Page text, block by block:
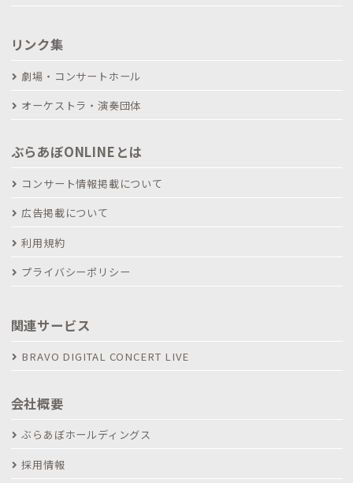
リンク集
劇場・コンサートホール
オーケストラ・演奏団体
ぶらあぼONLINEとは
コンサート情報掲載について
広告掲載について
利用規約
プライバシーポリシー
関連サービス
BRAVO DIGITAL CONCERT LIVE
会社概要
ぶらあぼホールディングス
採用情報